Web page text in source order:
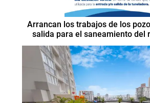
Arrancan los trabajos de los
salida para el saneamiento del